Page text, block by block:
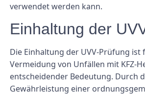
verwendet werden kann.
Einhaltung der
Die Einhaltung der UVV-Prüfung ist
Vermeidung von Unfällen mit KFZ-
entscheidender Bedeutung. Durch
Gewährleistung einer